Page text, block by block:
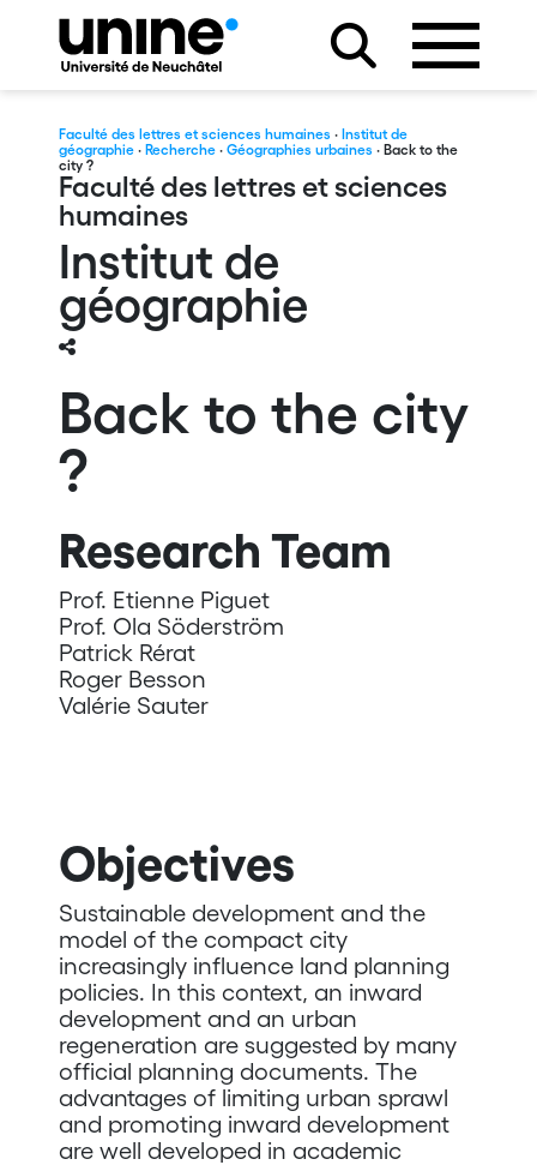
Faculté des lettres et sciences humaines · Institut de
géographie· Recherche· Géographies urbaines · Back to the
city ?
Faculté des lettres et sciences
humaines
Institut de
géographie
Back to the city
?
Research Team
Prof. Etienne Piguet
Prof. Ola Söderström
Patrick Rérat
Roger Besson
Valérie Sauter
Objectives
Sustainable development and the
model of the compact city
increasingly influence land planning
policies. In this context, an inward
development and an urban
regeneration are suggested by many
official planning documents. The
advantages of limiting urban sprawl
and promoting inward development
are well developed in academic